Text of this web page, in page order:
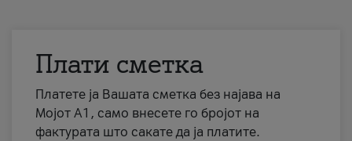
Плати сметка
Платете ја Вашата сметка без најава на
Мојот А1, само внесете го бројот на
фактурата што сакате да ја платите.